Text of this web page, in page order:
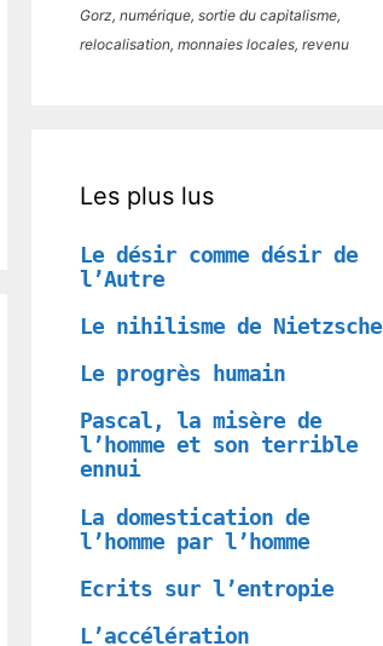
Gorz, numérique, sortie du capitalisme,
relocalisation, monnaies locales, revenu
Les plus lus
Le désir comme désir de
l’Autre
Le nihilisme de Nietzsche
Le progrès humain
Pascal, la misère de
l’homme et son terrible
ennui
La domestication de
l’homme par l’homme
Ecrits sur l’entropie
L’accélération